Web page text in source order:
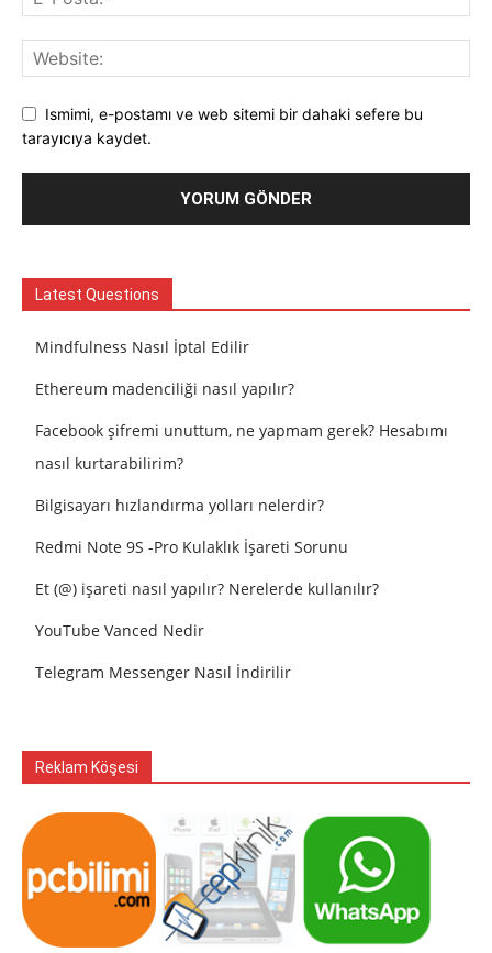
Ismimi, e-postamı ve web sitemi bir dahaki sefere bu
tarayıcıya kaydet.
Latest Questions
Mindfulness Nasıl İptal Edilir
Ethereum madenciliği nasıl yapılır?
Facebook şifremi unuttum, ne yapmam gerek? Hesabımı
nasıl kurtarabilirim?
Bilgisayarı hızlandırma yolları nelerdir?
Redmi Note 9S -Pro Kulaklık İşareti Sorunu
Et (@) işareti nasıl yapılır? Nerelerde kullanılır?
YouTube Vanced Nedir
Telegram Messenger Nasıl İndirilir
Reklam Köşesi